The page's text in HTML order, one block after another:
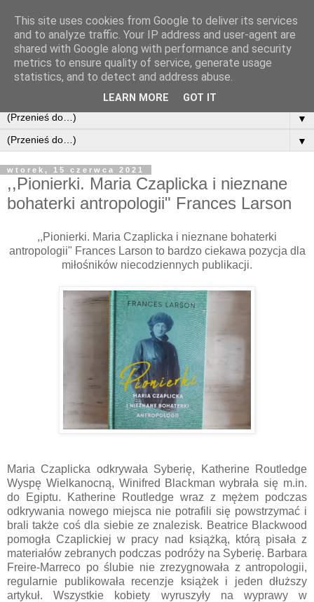
▼
▼
wtorek, 15 czerwca 2021
,,Pionierki. Maria Czaplicka i nieznane
bohaterki antropologii" Frances Larson
,,Pionierki. Maria Czaplicka i nieznane bohaterki
antropologii" Frances Larson to bardzo ciekawa pozycja dla
miłośników niecodziennych publikacji.
Maria Czaplicka odkrywała Syberię, Katherine Routledge
Wyspę Wielkanocną, Winifred Blackman wybrała się m.in.
do Egiptu. Katherine Routledge wraz z mężem podczas
odkrywania nowego miejsca nie potrafili się powstrzymać i
brali także coś dla siebie ze znalezisk. Beatrice Blackwood
pomogła Czaplickiej w pracy nad książką, którą pisała z
materiałów zebranych podczas podróży na Syberię. Barbara
Freire-Marreco po ślubie nie zrezygnowała z antropologii,
regularnie publikowała recenzje książek i jeden dłuższy
artykuł. Wszystkie kobiety wyruszyły na wyprawy w
This site uses cookies from Google to deliver its services
and to analyze traffic. Your IP address and user-agent are
shared with Google along with performance and security
metrics to ensure quality of service, generate usage
statistics, and to detect and address abuse.
LEARN MORE GOT IT